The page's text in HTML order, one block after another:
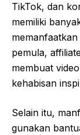
TikTok, dan
memiliki
pemula,
membuat
kehabisan
Selain itu,
gunakan